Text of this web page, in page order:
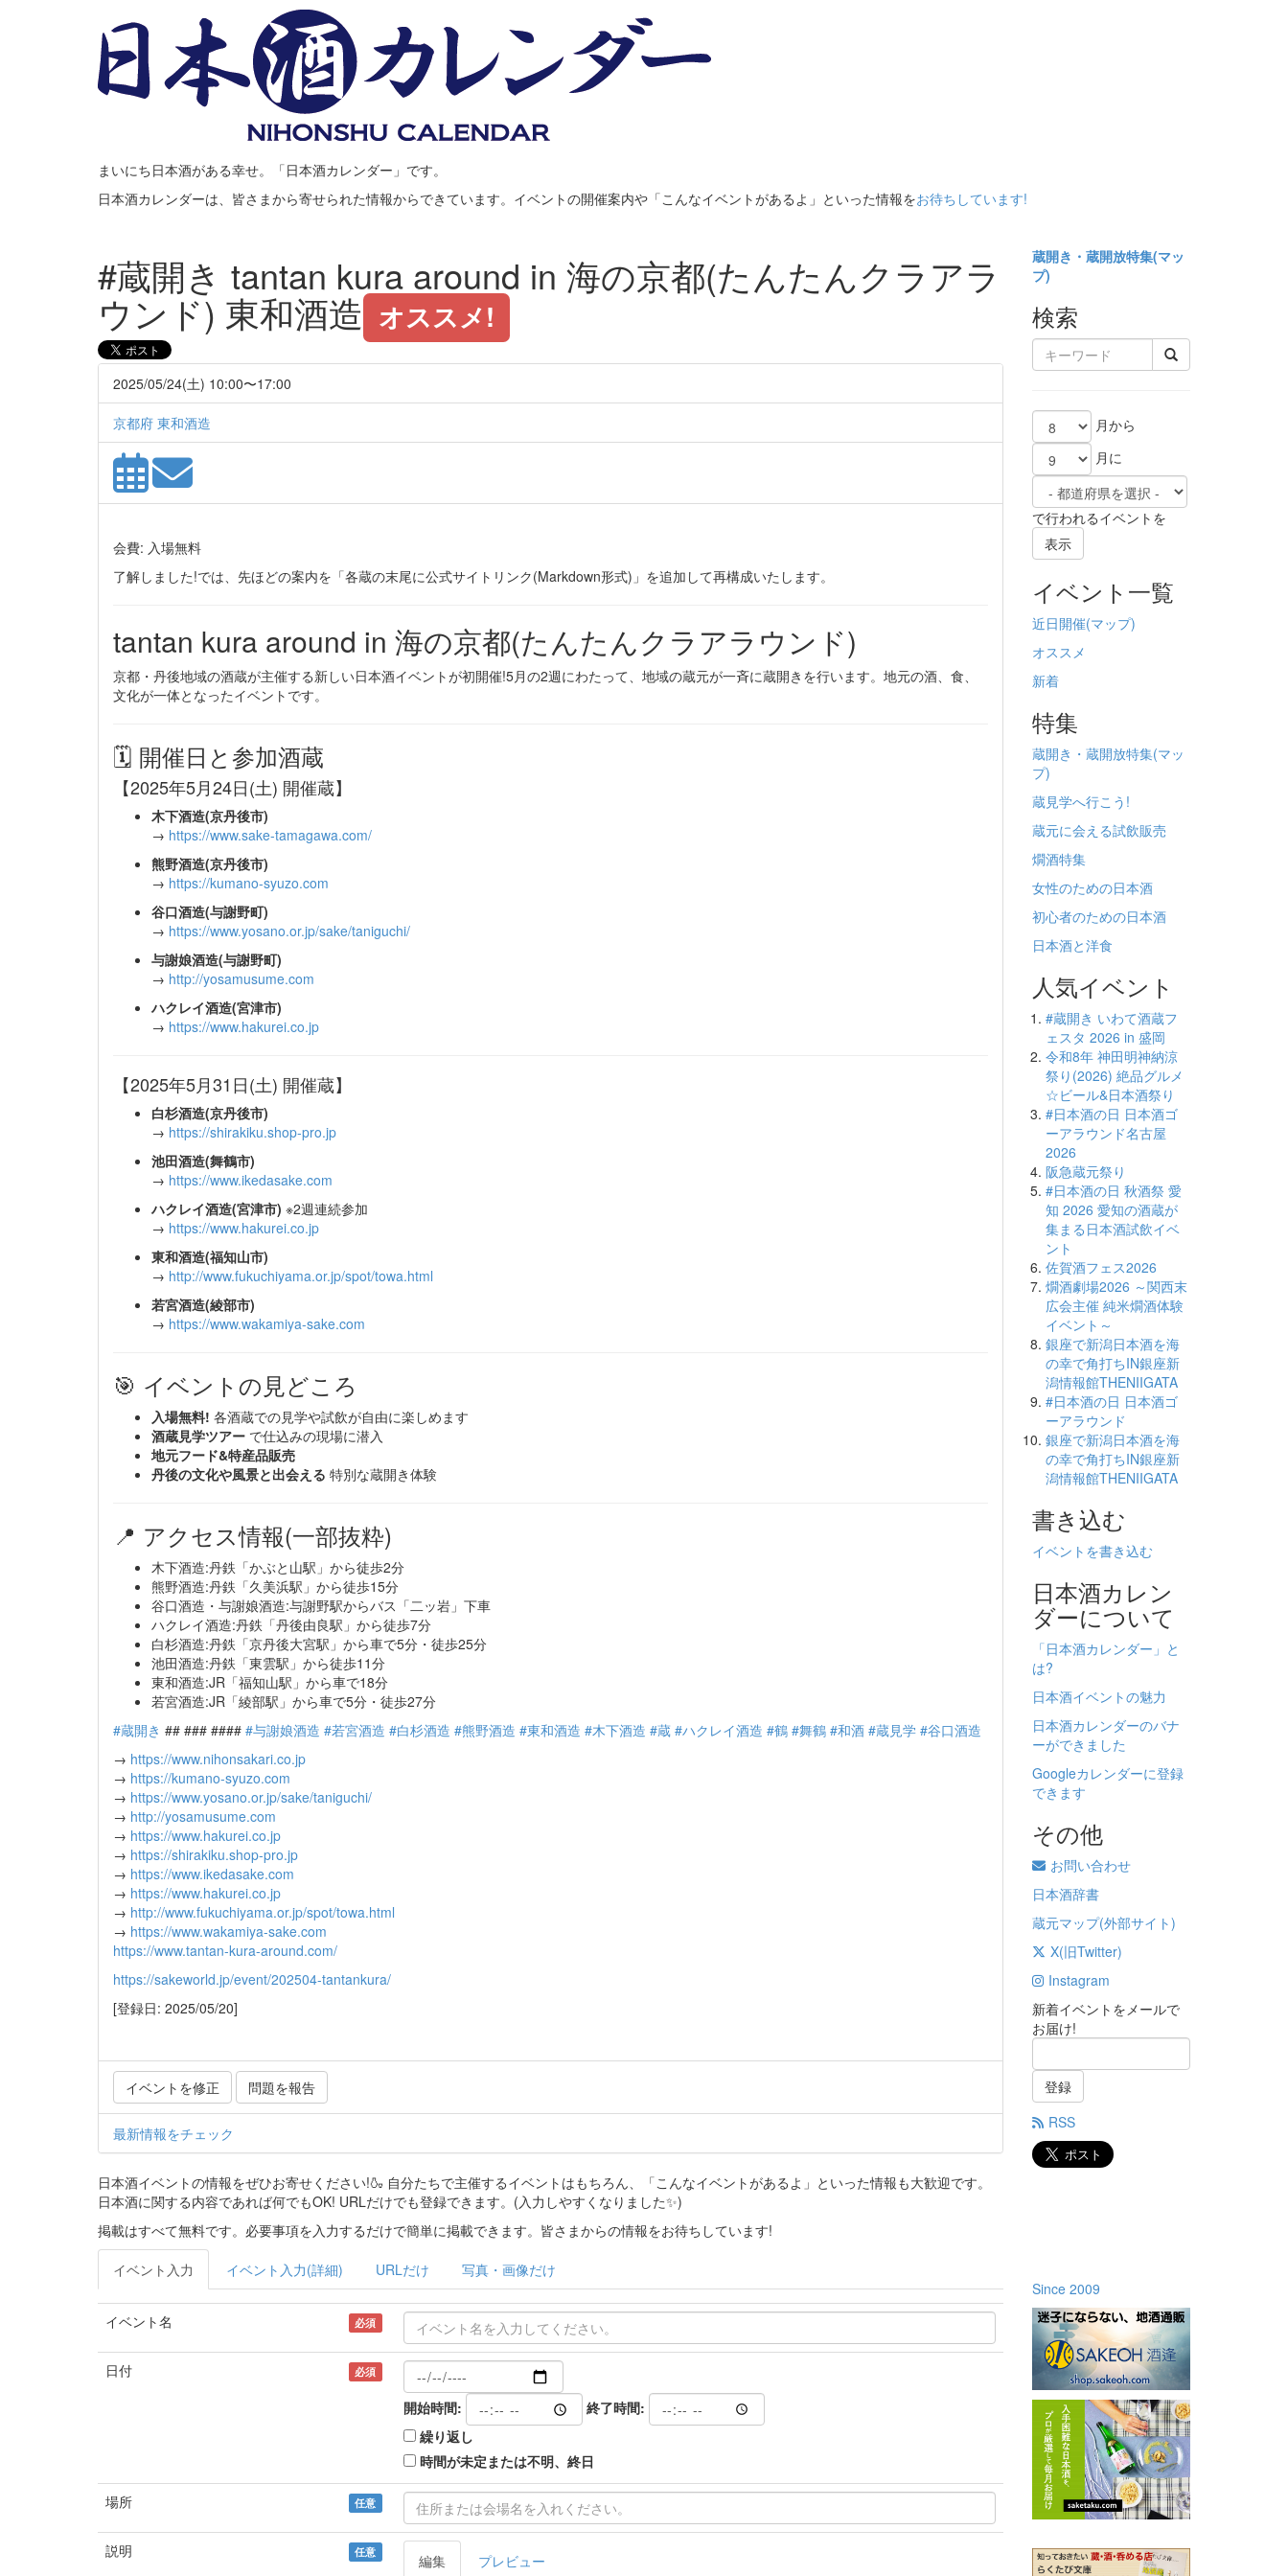
まいにち日本酒がある幸せ。「日本酒カレンダー」です。
日本酒カレンダーは、皆さまから寄せられた情報からできています。イベントの開催案内や「こんなイベントがあるよ」といった情報をお待ちしています!
#蔵開き tantan kura around in 海の京都(たんたんクラアラ
ウンド) 東和酒造 オススメ!
2025/05/24(土) 10:00〜17:00
京都府 東和酒造
会費: 入場無料
了解しました!では、先ほどの案内を「各蔵の末尾に公式サイトリンク(Markdown形式)」を追加して再構成いたします。
tantan kura around in 海の京都(たんたんクラアラウンド)
京都・丹後地域の酒蔵が主催する新しい日本酒イベントが初開催!5月の2週にわたって、地域の蔵元が一斉に蔵開きを行います。地元の酒、食、
文化が一体となったイベントです。
🗓 開催日と参加酒蔵
【2025年5月24日(土) 開催蔵】
木下酒造(京丹後市)
→ https://www.sake-tamagawa.com/
熊野酒造(京丹後市)
→ https://kumano-syuzo.com
谷口酒造(与謝野町)
→ https://www.yosano.or.jp/sake/taniguchi/
与謝娘酒造(与謝野町)
→ http://yosamusume.com
ハクレイ酒造(宮津市)
→ https://www.hakurei.co.jp
【2025年5月31日(土) 開催蔵】
白杉酒造(京丹後市)
→ https://shirakiku.shop-pro.jp
池田酒造(舞鶴市)
→ https://www.ikedasake.com
ハクレイ酒造(宮津市) ※2週連続参加
→ https://www.hakurei.co.jp
東和酒造(福知山市)
→ http://www.fukuchiyama.or.jp/spot/towa.html
若宮酒造(綾部市)
→ https://www.wakamiya-sake.com
🎯 イベントの見どころ
入場無料! 各酒蔵での見学や試飲が自由に楽しめます
酒蔵見学ツアー で仕込みの現場に潜入
地元フード&特産品販売
丹後の文化や風景と出会える 特別な蔵開き体験
📍 アクセス情報(一部抜粋)
木下酒造:丹鉄「かぶと山駅」から徒歩2分
熊野酒造:丹鉄「久美浜駅」から徒歩15分
谷口酒造・与謝娘酒造:与謝野駅からバス「二ッ岩」下車
ハクレイ酒造:丹鉄「丹後由良駅」から徒歩7分
白杉酒造:丹鉄「京丹後大宮駅」から車で5分・徒歩25分
池田酒造:丹鉄「東雲駅」から徒歩11分
東和酒造:JR「福知山駅」から車で18分
若宮酒造:JR「綾部駅」から車で5分・徒歩27分
#蔵開き ## ### #### #与謝娘酒造 #若宮酒造 #白杉酒造 #熊野酒造 #東和酒造 #木下酒造 #蔵 #ハクレイ酒造 #鶴 #舞鶴 #和酒 #蔵見学 #谷口酒造
→ https://www.nihonsakari.co.jp
→ https://kumano-syuzo.com
→ https://www.yosano.or.jp/sake/taniguchi/
→ http://yosamusume.com
→ https://www.hakurei.co.jp
→ https://shirakiku.shop-pro.jp
→ https://www.ikedasake.com
→ https://www.hakurei.co.jp
→ http://www.fukuchiyama.or.jp/spot/towa.html
→ https://www.wakamiya-sake.com
https://www.tantan-kura-around.com/
https://sakeworld.jp/event/202504-tantankura/
[登録日: 2025/05/20]
イベントを修正 問題を報告
最新情報をチェック
日本酒イベントの情報をぜひお寄せください!🍶 自分たちで主催するイベントはもちろん、「こんなイベントがあるよ」といった情報も大歓迎です。
日本酒に関する内容であれば何でもOK! URLだけでも登録できます。(入力しやすくなりました✨)
掲載はすべて無料です。必要事項を入力するだけで簡単に掲載できます。皆さまからの情報をお待ちしています!
イベント入力 イベント入力(詳細) URLだけ 写真・画像だけ
イベント名 必須
日付 必須
開始時間:
終了時間:
繰り返し
時間が未定または不明、終日
場所 任意
説明 任意 編集 プレビュー
蔵開き・蔵開放特集(マッ
プ)
検索
月から
月に
で行われるイベントを
表示
イベント一覧
近日開催(マップ)
オススメ
新着
特集
蔵開き・蔵開放特集(マッ
プ)
蔵見学へ行こう!
蔵元に会える試飲販売
燗酒特集
女性のための日本酒
初心者のための日本酒
日本酒と洋食
人気イベント
#蔵開き いわて酒蔵フ
ェスタ 2026 in 盛岡
令和8年 神田明神納涼
祭り(2026) 絶品グルメ
☆ビール&日本酒祭り
#日本酒の日 日本酒ゴ
ーアラウンド名古屋
2026
阪急蔵元祭り
#日本酒の日 秋酒祭 愛
知 2026 愛知の酒蔵が
集まる日本酒試飲イベ
ント
佐賀酒フェス2026
燗酒劇場2026 ～関西末
広会主催 純米燗酒体験
イベント～
銀座で新潟日本酒を海
の幸で角打ちIN銀座新
潟情報館THENIIGATA
#日本酒の日 日本酒ゴ
ーアラウンド
銀座で新潟日本酒を海
の幸で角打ちIN銀座新
潟情報館THENIIGATA
書き込む
イベントを書き込む
日本酒カレン
ダーについて
「日本酒カレンダー」と
は?
日本酒イベントの魅力
日本酒カレンダーのバナ
ーができました
Googleカレンダーに登録
できます
その他
お問い合わせ
日本酒辞書
蔵元マップ(外部サイト)
X(旧Twitter)
Instagram
新着イベントをメールで
お届け!
登録
RSS
Since 2009